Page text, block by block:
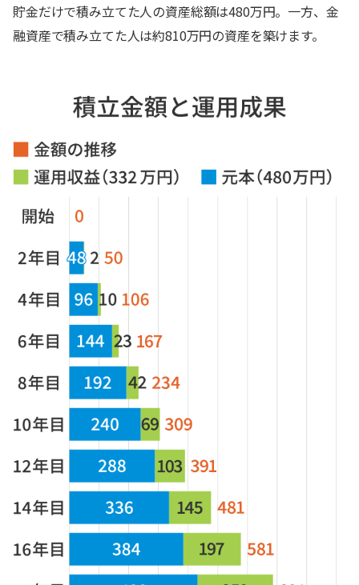
貯金だけで積み立てた人の資産総額は480万円。一方、金
融資産で積み立てた人は約810万円の資産を築けます。